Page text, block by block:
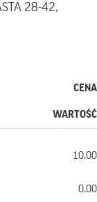
28-42,
CENA
WARTOŚĆ
10.00
0.00